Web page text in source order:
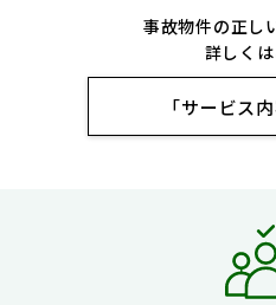
事故物件の正し
詳しく
「サービス